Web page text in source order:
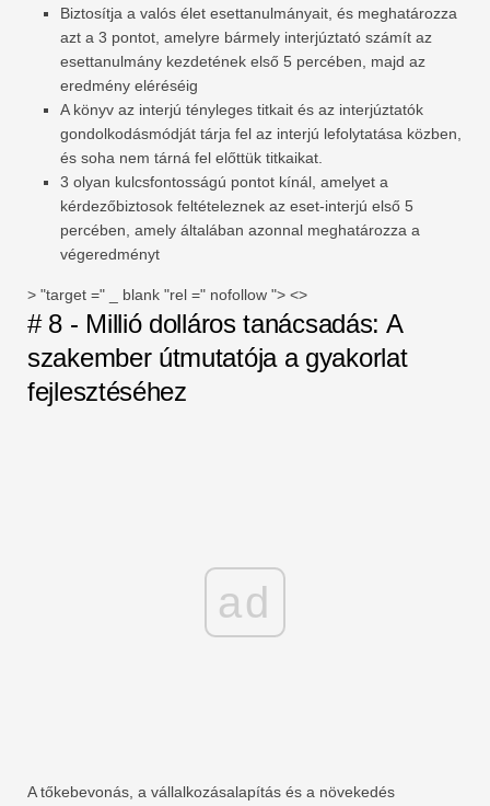
Biztosítja a valós élet esettanulmányait, és meghatározza
azt a 3 pontot, amelyre bármely interjúztató számít az
esettanulmány kezdetének első 5 percében, majd az
eredmény eléréséig
A könyv az interjú tényleges titkait és az interjúztatók
gondolkodásmódját tárja fel az interjú lefolytatása közben,
és soha nem tárná fel előttük titkaikat.
3 olyan kulcsfontosságú pontot kínál, amelyet a
kérdezőbiztosok feltételeznek az eset-interjú első 5
percében, amely általában azonnal meghatározza a
végeredményt
> "target =" _ blank "rel =" nofollow "> <>
# 8 - Millió dolláros tanácsadás: A
szakember útmutatója a gyakorlat
fejlesztéséhez
ad
A tőkebevonás, a vállalkozásalapítás és a növekedés